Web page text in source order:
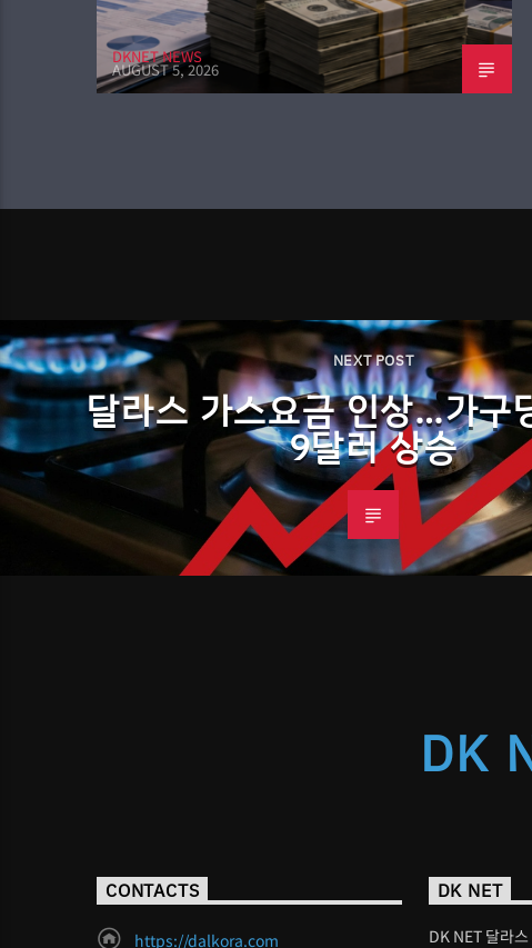
DKNET NEWS
AUGUST 5, 2026
NEXT POST
달라스 가스요금 인상…가구
9달러 상승
DK
CONTACTS
https://dalkora.com
DK NET
DK NET 달라